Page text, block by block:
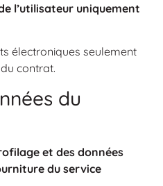
l’utilisateur uniquement
électroniques seulement
contrat.
du
et des données
du service